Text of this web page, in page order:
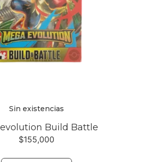
Sin existencias
Build Battle
$155,000